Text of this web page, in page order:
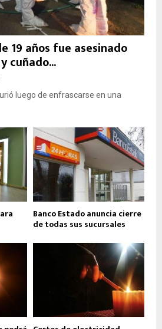
19 años fue asesinado
cuñado...
luego de enfrascarse en una
Banco Estado anuncia cierre
de todas sus sucursales